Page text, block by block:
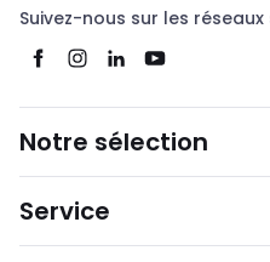
Suivez-nous sur les
Notre sélection
Service